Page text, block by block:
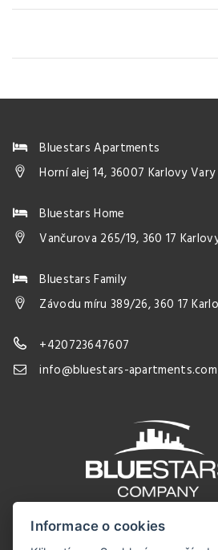
Bluestars Apartments
Horní alej 14, 36007 Karlovy Vary
Bluestars Home
Vančurova 265/19, 360 17
Bluestars Family
Závodu míru 389/26, 360 17
+420723647607
info@bluestars-apartments.com
Informace o cookies